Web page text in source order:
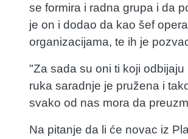
se formira i radna grupa i da
je on i dodao da kao šef
organizacijama, te ih je
"Za sada su oni ti koji
ruka saradnje je pružena i
svako od nas mora da
Na pitanje da li će novac iz